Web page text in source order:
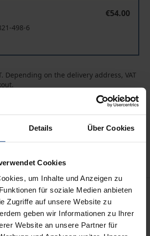
Details Über Cookies
Cookies
um Inhalte und Anzeigen zu
für soziale Medien anbieten
Zugriffe auf unsere Website zu
geben wir Informationen zu Ihrer
Website an unsere Partner für
€54.00
498-6
Depending on the delivery address, VAT
Add to Cart
geht aus von der Differenz
als Wahrnehmungs- und dem